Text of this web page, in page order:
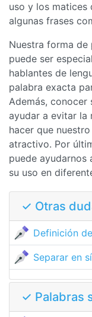
uso y los matices
algunas frases
Nuestra forma de
puede ser
hablantes de
palabra exacta
Además, conocer
ayudar a evitar la
hacer que
atractivo. Por
puede ayudarnos
su uso en
✓ Otras
Definición
Separar en
✓ Palabras